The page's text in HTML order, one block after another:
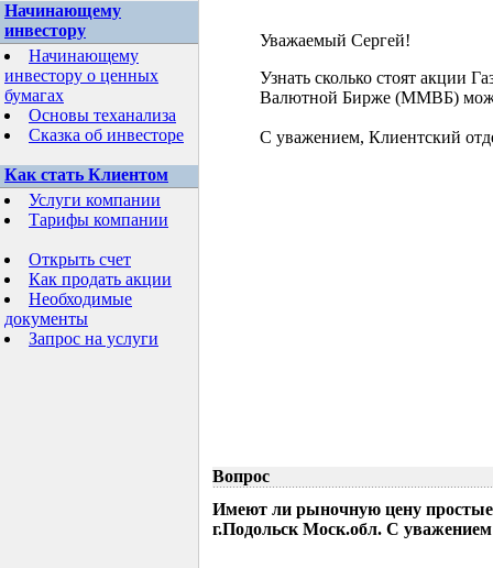
Начинающему
инвестору
Начинающему
инвестору о ценных
бумагах
Основы теханализа
Сказка об инвесторе
Как стать Клиентом
Услуги компании
Тарифы компании
Открыть счет
Как продать акции
Необходимые
документы
Запрос на услуги
Уважаемый Сергей!
Узнать сколько стоят акции
Валютной Бирже (ММВБ)
С уважением, Клиентский
Вопрос
Имеют ли рыночную цену
г.Подольск Моск.обл. С